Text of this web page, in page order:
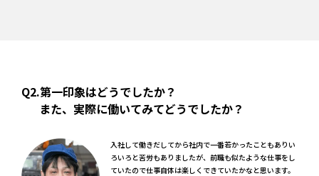
Q2.第一印象はどうでしたか？
また、実際に働いてみてどうでしたか？
入社して働きだしてから社内で一番若かったこともありい
ろいろと苦労もありましたが、前職も似たような仕事をし
ていたので仕事自体は楽しくできていたかなと思います。